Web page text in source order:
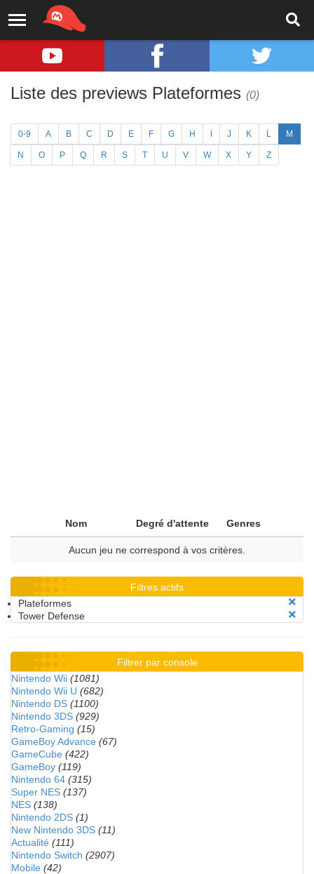
Liste des previews Plateformes (0)
0-9 A B C D E F G H J K L M
N O P Q R S T U V W X Y Z
Nom Degré d'attente Genres
Aucun jeu ne correspond à vos critères.
Filtres actifs
Plateformes
Tower Defense
Filtrer par console
Nintendo Wii (1081)
Nintendo Wii U (682)
Nintendo DS (1100)
Nintendo 3DS (929)
Retro-Gaming (15)
GameBoy Advance (67)
GameCube (422)
GameBoy (119)
Nintendo 64 (315)
Super NES (137)
NES (138)
Nintendo 2DS (1)
New Nintendo 3DS (11)
Actualité (111)
Nintendo Switch (2907)
Mobile (42)